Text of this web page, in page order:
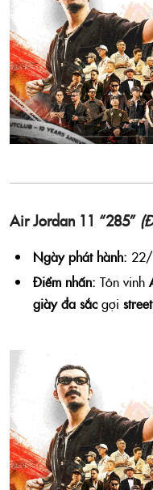
Air Jordan 11 “285”
Ngày phát hành:
Điểm nhấn: Tôn vinh
giày đa sắcgợi